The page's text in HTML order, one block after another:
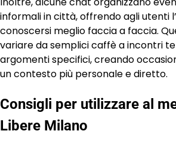
informali in città, offrendo agli utenti
conoscersi meglio faccia a faccia.
variare da semplici caffè a incontri
argomenti specifici, creando
un contesto più personale e diretto.
Consigli per utilizzare al
Libere Milano